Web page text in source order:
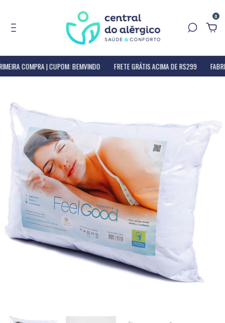
0
COMPRA | CUPOM: BEMVINDO FRETE GRÁTIS ACIMA DE R$299